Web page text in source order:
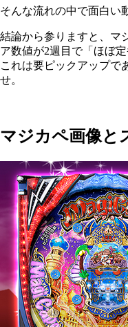
そんな流れの中で面白い
結論から参りますと、マ
ア数値が2週目で「ほぼ
これは要ピックアップで
せ。
マジカペ画像と